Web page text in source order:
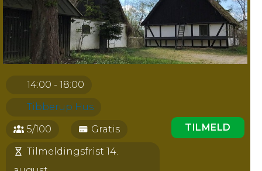
14:00 - 18:00
Tibberup Hus
5/100
Gratis
Tilmeldingsfrist 14.
TILMELD